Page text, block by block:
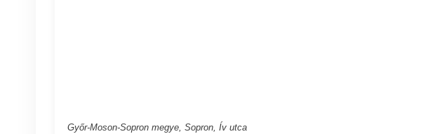
Győr-Moson-Sopron megye, Sopron, Ív utca